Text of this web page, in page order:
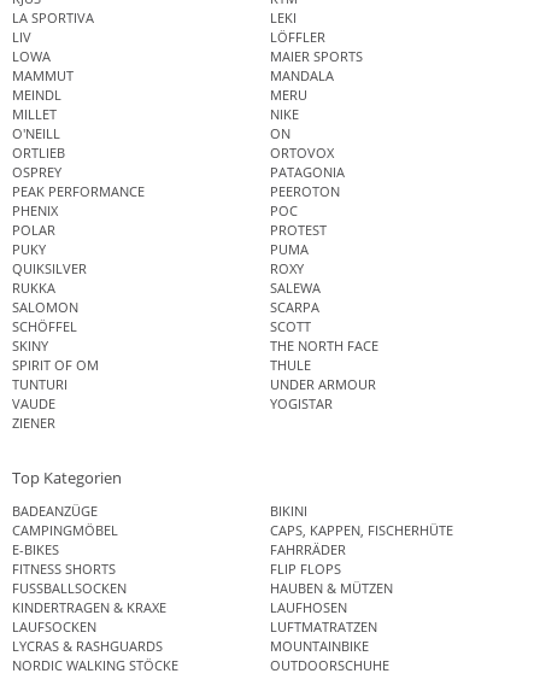
LA SPORTIVA
LEKI
LIV
LÖFFLER
LOWA
MAIER SPORTS
MAMMUT
MANDALA
MEINDL
MERU
MILLET
NIKE
O'NEILL
ON
ORTLIEB
ORTOVOX
OSPREY
PATAGONIA
PEAK PERFORMANCE
PEEROTON
PHENIX
POC
POLAR
PROTEST
PUKY
PUMA
QUIKSILVER
ROXY
RUKKA
SALEWA
SALOMON
SCARPA
SCHÖFFEL
SCOTT
SKINY
THE NORTH FACE
SPIRIT OF OM
THULE
TUNTURI
UNDER ARMOUR
VAUDE
YOGISTAR
ZIENER
Top Kategorien
BADEANZÜGE
BIKINI
CAMPINGMÖBEL
CAPS, KAPPEN, FISCHERHÜTE
E-BIKES
FAHRRÄDER
FITNESS SHORTS
FLIP FLOPS
FUSSBALLSOCKEN
HAUBEN & MÜTZEN
KINDERTRAGEN & KRAXE
LAUFHOSEN
LAUFSOCKEN
LUFTMATRATZEN
LYCRAS & RASHGUARDS
MOUNTAINBIKE
NORDIC WALKING STÖCKE
OUTDOORSCHUHE